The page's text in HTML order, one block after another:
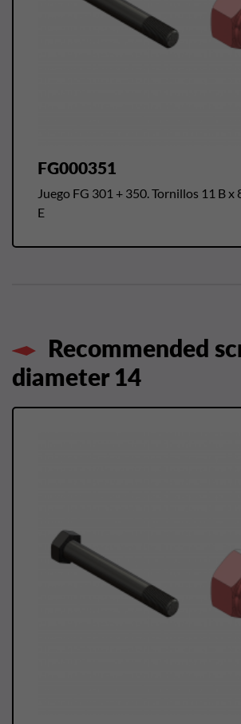
FG000351
Juego FG 301 + 350. Tornillos 11 B x
E
Recommended
diameter 14